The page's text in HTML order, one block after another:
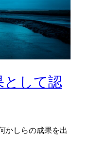
して認
かしらの成果を出